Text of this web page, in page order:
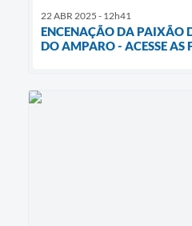
22 ABR 2025 - 12h41
ENCENAÇÃO DA PAIXÃO
DO AMPARO - ACESSE AS